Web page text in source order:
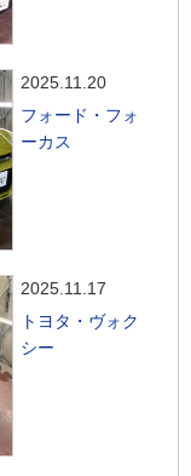
2025.11.20
フォード・フォ
ーカス
2025.11.17
トヨタ・ヴォク
シー